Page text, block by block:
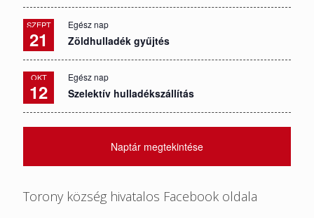
SZEPT
21
Egész nap
Zöldhulladék gyűjtés
OKT
12
Egész nap
Szelektív hulladékszállítás
Naptár megtekintése
Torony község hivatalos Facebook oldala